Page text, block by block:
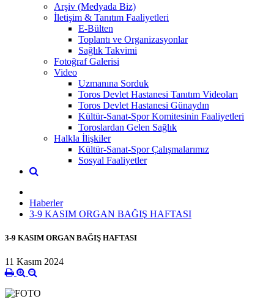
Arşiv (Medyada Biz)
İletişim & Tanıtım Faaliyetleri
E-Bülten
Toplantı ve Organizasyonlar
Sağlık Takvimi
Fotoğraf Galerisi
Video
Uzmanına Sorduk
Toros Devlet Hastanesi Tanıtım Videoları
Toros Devlet Hastanesi Günaydın
Kültür-Sanat-Spor Komitesinin Faaliyetleri
Toroslardan Gelen Sağlık
Halkla İlişkiler
Kültür-Sanat-Spor Çalışmalarımız
Sosyal Faaliyetler
Haberler
3-9 KASIM ORGAN BAĞIŞ HAFTASI
3-9 KASIM ORGAN BAĞIŞ HAFTASI
11 Kasım 2024